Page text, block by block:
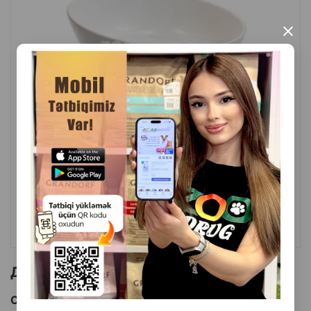
×
( Отзывы)
Масса Цена
Купить
1 шт
18.50
КУПИТЬ
Другие товоры бренда
Смотреть Все